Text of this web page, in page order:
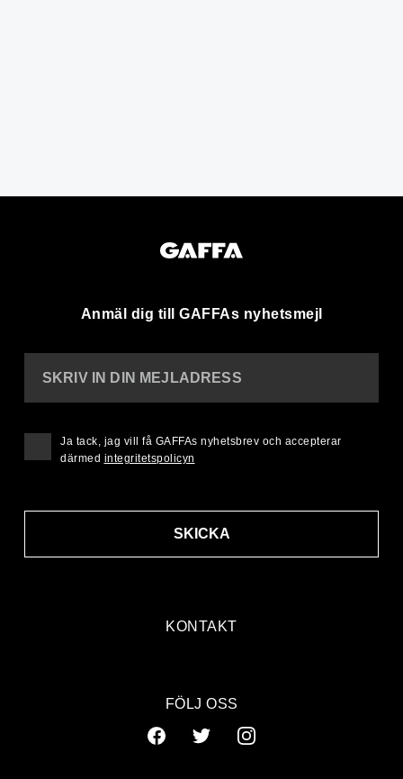
Anmäl dig till GAFFAs nyhetsmejl
KONTAKT
SKRIV IN DIN MEJLADRESS
SKICKA
Ja tack, jag vill få GAFFAs nyhetsbrev och accepterar
därmed integritetspolicyn
FÖLJ OSS